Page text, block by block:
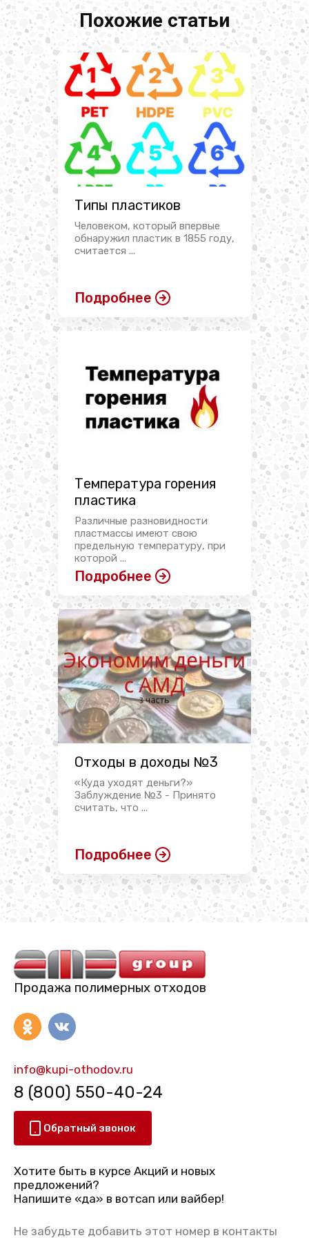
Похожие статьи
Типы пластиков
Человеком, который впервые
обнаружил пластик в 1855 году,
считается ...
Подробнее
Температура горения
пластика
Различные разновидности
пластмассы имеют свою
предельную температуру, при
которой ...
Подробнее
Отходы в доходы №3
«Куда уходят деньги?»
Заблуждение №3 - Принято
считать, что ...
Подробнее
Продажа полимерных отходов
info@kupi-othodov.ru
8 (800) 550-40-24
Обратный звонок
Хотите быть в курсе Акций и новых
предложений?
Напишите «да» в вотсап или вайбер!
Не забудьте добавить этот номер в контакты